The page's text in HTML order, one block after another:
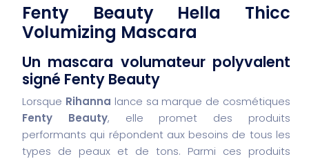
Fenty Beauty Hella Thicc
Volumizing Mascara
Un mascara volumateur polyvalent
signé Fenty Beauty
Lorsque Rihanna lance sa marque de cosmétiques
Fenty Beauty, elle promet des produits
performants qui répondent aux besoins de tous les
types de peaux et de tons. Parmi ces produits